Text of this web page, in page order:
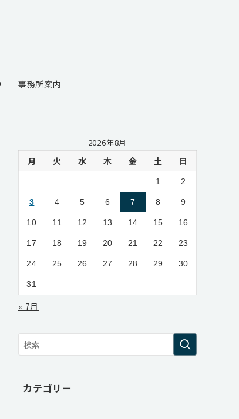
事務所案内
2026年8月
月 火 水 木 金 土 日
1 2
3 4 5 6 7 8 9
10 11 12 13 14 15 16
17 18 19 20 21 22 23
24 25 26 27 28 29 30
31
« 7月
カテゴリー